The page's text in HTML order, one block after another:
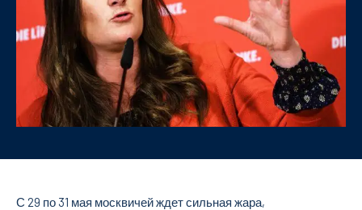
С 29 по 31 мая москвичей ждет сильная жара,